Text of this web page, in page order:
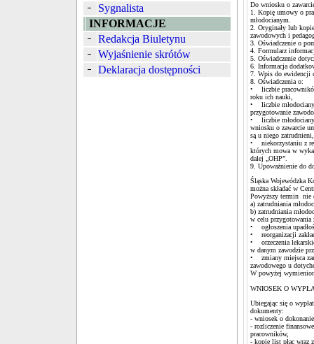
Sygnalista
INFORMACJE
Redakcja Biuletynu
Wyjaśnienie skrótów
Deklaracja dostępności
Do wniosku o
1. Kopię umowy o
młodocianym.
2. Oryginały lub
zawodowych i
3. Oświadczenie o
4. Formularz
5. Oświadczenie
6. Informacja
7. Wpis do ewidencji
8. Oświadczenia o:
• liczbie
roku ich nauki,
• liczbie
przygotowanie
• liczbie
wniosku o zawarcie
są u niego zatrudnieni,
• niekorzystaniu z
których mowa w
dalej „OHP”.
9. Upoważnienie do
Śląska Wojewódzka
można składać w
Powyższy termin nie
a) zatrudniania
b) zatrudniania
w celu przygotowania
• ogłoszenia
• reorganizacji
• orzeczenia
w danym zawodzie
• zmiany miejsca
zawodowego u
W powyżej
WNIOSEK O
Ubiegając się o
dokumenty:
- wniosek o
- rozliczenie
pracowników,
- kopie list płac wraz